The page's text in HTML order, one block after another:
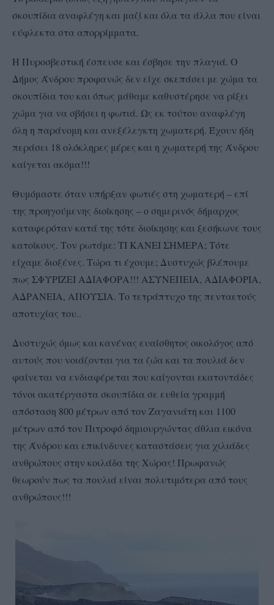
σκουπίδια αναφλέγη και μαζί και όλα τα άλλα που είναι
εύφλεκτα στα απορρίμματα.
Η Πυροσβεστική έσπευσε και έσβησε την πλαγιά. Ο
Δήμος Άνδρου προφανώς δεν είχε σκεπάσει με χώμα τα
σκουπίδια του και όπως μάθαμε καθυστέρησε να ρίξει
χώμα για να σβήσει η φωτιά. Ως εκ τούτου αναφλέγη
όλη η παράνομη και ανεξέλεγκτη χωματερή. Έχουν ήδη
περάσει 18 ολόκληρες μέρες και η χωματερή της Άνδρου
καίγεται ακόμα!!!
Θυμόμαστε όταν υπήρξαν φωτιές στη χωματερή – επί
της προηγούμενης διοίκησης – ο σημερινός δήμαρχος
καταφερόταν κατά της τότε διοίκησης και ξεσήκωνε τους
κατοίκους. Τον ρωτάμε: ΤΙ ΚΑΝΕΙ ΣΗΜΕΡΑ; Τότε
είχαμε διοξένες. Τώρα τι έχουμε; Δυστυχώς βλέπουμε
πως ΣΦΥΡΙΖΕΙ ΑΔΙΑΦΟΡΑ!!! ΑΣΥΝΕΠΕΙΑ, ΑΔΙΑΦΟΡΙΑ,
ΑΔΡΑΝΕΙΑ, ΑΠΟΥΣΙΑ. Το τετράπτυχο της πενταετούς
αποτυχίας του..
Δυστυχώς όμως και κανένας ευαίσθητος οικολόγος από
αυτούς που νοιάζονται για τα ζώα και τα πουλιά δεν
φαίνεται να ενδιαφέρεται που καίγονται εκατοντάδες
τόνοι ακατέργαστα σκουπίδια σε ευθεία γραμμή
απόσταση 800 μέτρων από τον Ζαγανιάτη και 1100
μέτρων από τον Πιτροφό δημιουργώντας άθλια εικόνα
της Άνδρου και επικίνδυνες καταστάσεις για χιλιάδες
ανθρώπους στην κοιλάδα της Χώρας! Πρωφανώς
θεωρούν πως τα πουλιά είναι πολυτιμότερα από τους
ανθρώπους!!!